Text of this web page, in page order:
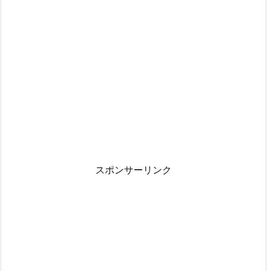
スポンサーリンク